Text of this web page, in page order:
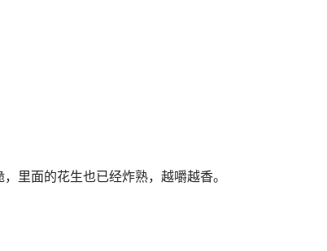
里面的花生也已经炸熟，越嚼越香。